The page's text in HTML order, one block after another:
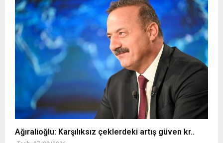
Ağıralioğlu: Karşılıksız çeklerdeki artış güven kr..